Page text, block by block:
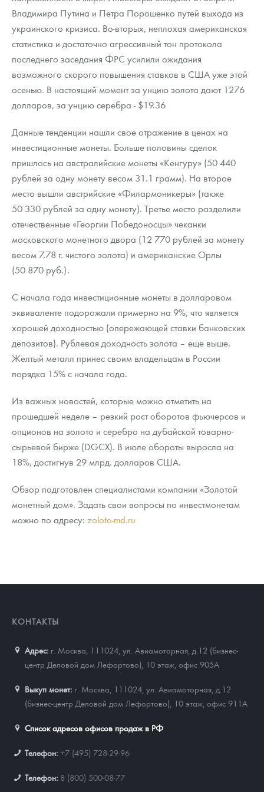
Русская нумизматика
Золотая карманная галерея
Наборы подарочных и коллекционных монет
Монеты и жетоны из недрагоценных металлов
Книги по нумизматике
Владимира Путина и Петра Порошенко путей выхода из
украинского кризиса. Во-вторых, неплохая американская
статистика и достаточно агрессивный тон протокола
последнего заседания ФРС усилили ожидания
возможного скорого повышения ставков в США уже этой
осенью. В настоящий момент за унцию золота дают 1276
долларов, за унцию серебра - $19.36
Данные тенденции нашли свое отражение в ценах на
инвестиционные монеты. Больше половины сделок
пришлось на австралийские монеты «Кенгуру» (50 440
рублей за одну монету весом 31.1 грамм). На второе
место вышли австрийские «Филармоникеры» (также
50 330 рублей за одну монету). Третье место разделили
отечественные «Георгии Победоносцы» чеканки
московского монетного двора (12 770 рублей за монету
весом 7.78 г. чистого золота) и американские Орлы
(50 870 руб.).
С начала года инвестиционные монеты в долларовом
эквиваленте подорожали примерно на 9%, что является
хорошей доходностью (опережающей ставки банковских
депозитов). Рублевая доходность золота – еще выше.
Желтый металл принес своим владельцам в России
порядка 15% с начала года.
Из важных новостей, которые можно отметить на
прошедшей неделе – резкий рост оборотов фьючерсов и
опционов на золото и серебро на дубайской товарно-
сырьевой бирже (DGCX). В июле обороты выросла на
18%, достигнув 29 млрд. долларов США.
Обзор подготовлен специалистами компании «Золотой
монетный дом». Задать свои вопросы по инвестмонетам
можно по адресу: zoloto-md.ru
КОНТАКТЫ
Адрес: г. Москва, 111024 ул. Авиамоторная, д.12 (бизнес-
центр Деловой дом Лефортово), 10 этаж, офис 905А
Выкуп монет: г. Москва, 111024, ул. Авиамоторная, д.12
(бизнес-центр Деловой дом Лефортово), 10 этаж, офис 911А
Список адресов офисов продаж в РФ
Телефон: +7 (495) 728-29-96
Телефон: 8 (800) 500-08-77